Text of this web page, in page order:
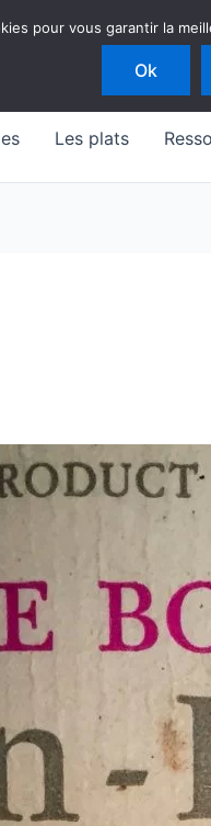
Les plats
pour vous garantir la
Ok